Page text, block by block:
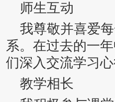
师生互动
我尊敬并喜爱
系。在过去的一
们深入交流学习心
教学相长